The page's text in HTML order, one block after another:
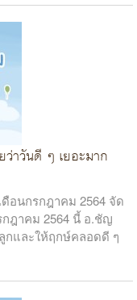
าวันดี ๆ เยอะมาก
อนกรกฎาคม 2564 จัด
ฎาคม 2564 นี้ อ.ชัญ
กและให้ฤกษ์คลอดดี ๆ